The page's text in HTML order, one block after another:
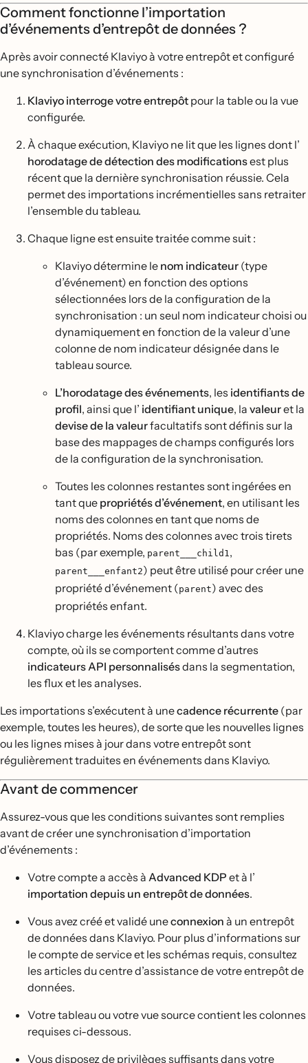
Comment fonctionne l’importation
d’événements d’entrepôt de données ?
Après avoir connecté Klaviyo à votre entrepôt et configuré
une synchronisation d’événements :
Klaviyo interroge votre entrepôt pour la table ou la vue
configurée.
À chaque exécution, Klaviyo ne lit que les lignes dont l’
horodatage de détection des modificationsest plus
récent que la dernière synchronisation réussie. Cela
permet des importations incrémentielles sans retraiter
l’ensemble du tableau.
Chaque ligne est ensuite traitée comme suit :
Klaviyo détermine le nom indicateur (type
d’événement) en fonction des options
sélectionnées lors de la configuration de la
synchronisation : un seul nom indicateur choisi ou
dynamiquement en fonction de la valeur d’une
colonne de nom indicateur désignée dans le
tableau source.
L’horodatage des événements, les identifiants de
profil, ainsi que l’ identifiant unique, la valeuret la
devise de la valeurfacultatifs sont définis sur la
base des mappages de champs configurés lors
de la configuration de la synchronisation.
Toutes les colonnes restantes sont ingérées en
tant que propriétés d’événement, en utilisant les
noms des colonnes en tant que noms de
propriétés. Noms des colonnes avec trois tirets
bas (par exemple, parent___child1,
parent___enfant2) peut être utilisé pour créer une
propriété d’événement (parent) avec des
propriétés enfant.
Klaviyo charge les événements résultants dans votre
compte, où ils se comportent comme d’autres
indicateurs API personnalisésdans la segmentation,
les flux et les analyses.
Les importations s’exécutent à unecadence récurrente (par
exemple, toutes les heures), de sorte que les nouvelles lignes
ou les lignes mises à jour dans votre entrepôt sont
régulièrement traduites en événements dans Klaviyo.
Avant de commencer
Assurez-vous que les conditions suivantes sont remplies
avant de créer une synchronisation d’importation
d’événements :
Votre compte a accès à Advanced KDP et à l’
importation depuis un entrepôt de données.
Vous avez créé et validé uneconnexion à un entrepôt
de données dans Klaviyo. Pour plus d’informations sur
le compte de service et les schémas requis, consultez
les articles du centre d’assistance de votre entrepôt de
données.
Votre tableau ou votre vue source contient les colonnes
requises ci-dessous.
Vous disposez de privilèges suffisants dans votre